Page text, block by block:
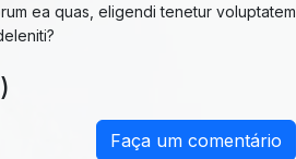
ea quas, eligendi tenetur
Faça um comentário